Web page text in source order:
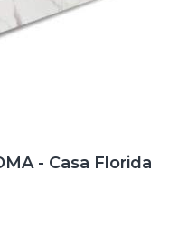
- Casa Florida